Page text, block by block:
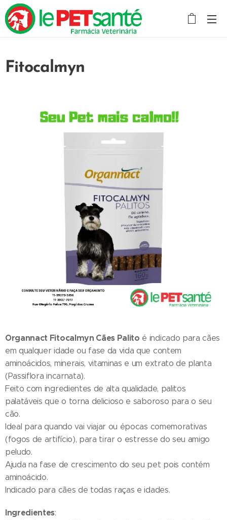
Fitocalmyn
Organnact Fitocalmyn Cães Palito é indicado para cães
em qualquer idade ou fase da vida que contem
aminoácidos, minerais, vitaminas e um extrato de planta
(Passiflora incarnata).
Feito com ingredientes de alta qualidade, palitos
palatáveis que o torna delicioso e saboroso para o seu
cão.
Ideal para quando vai viajar ou épocas comemorativas
(fogos de artifício), para tirar o estresse do seu amigo
peludo.
Ajuda na fase de crescimento do seu pet pois contém
aminoácido.
Indicado para cães de todas raças e idades.
Ingredientes: